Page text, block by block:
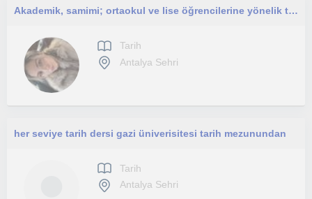
Akademik, samimi; ortaokul ve lise öğrencilerine yönelik tarih dersleri.
Tarih
Antalya Sehri
her seviye tarih dersi gazi üniverisitesi tarih mezunundan
Tarih
Antalya Sehri